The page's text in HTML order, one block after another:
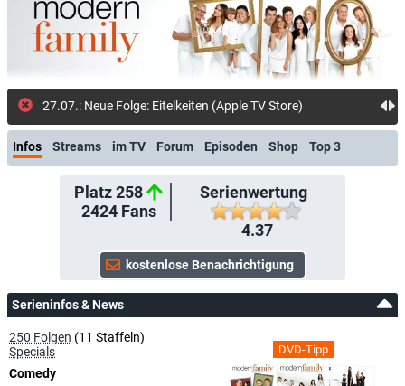
25.0
Infos Streams im TV Forum Episoden Shop Top 3
Platz 258
2424Fans
Serienwertung
4.37
Serieninfos & News
DVD-Tipp
250 Folgen (11 Staffeln)
Specials
Comedy